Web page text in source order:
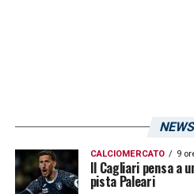
17 Tramoni
18 Nandez
CALCIOMERCATO 9
Il Cagliari pensa a
pista Paleari